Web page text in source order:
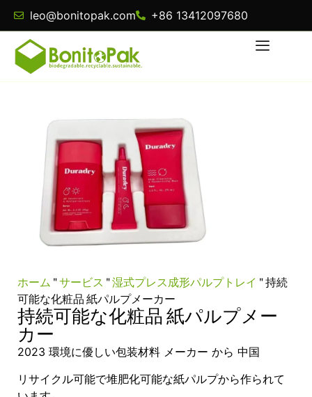
leo@bonitopak.com +86 13412097680
ホーム "サービス "湿式プレス成形パルプトレイ "持続
可能な化粧品 紙パルプメーカー
持続可能な化粧品 紙パルプメー
カー
2023 環境に優しい包装材料 メーカー から 中国
リサイクル可能で堆肥化可能な紙パルプから作られて